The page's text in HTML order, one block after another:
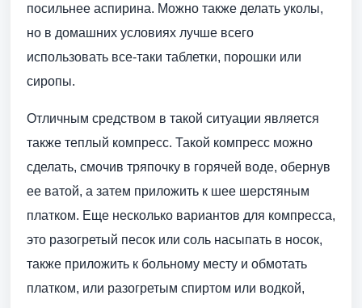
посильнее аспирина. Можно также делать уколы,
но в домашних условиях лучше всего
использовать все-таки таблетки, порошки или
сиропы.
Отличным средством в такой ситуации является
также теплый компресс. Такой компресс можно
сделать, смочив тряпочку в горячей воде, обернув
ее ватой, а затем приложить к шее шерстяным
платком. Еще несколько вариантов для компресса,
это разогретый песок или соль насыпать в носок,
также приложить к больному месту и обмотать
платком, или разогретым спиртом или водкой,